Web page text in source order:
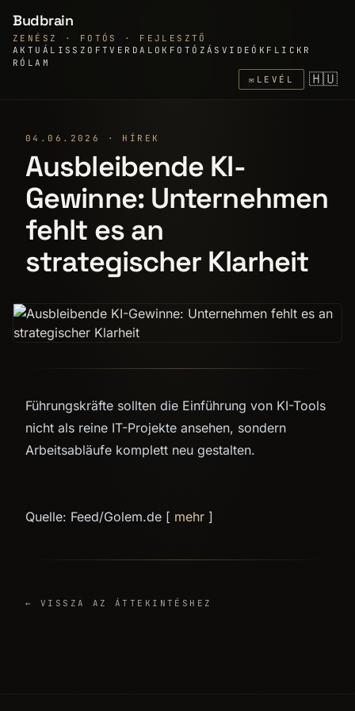
Budbrain
ZENÉSZ · FOTÓS · FEJLESZTŐ
AKTUÁLIS SZOFTVER DALOK FOTÓZÁS VIDEÓK FLICKR
RÓLAM
✉ LEVÉL 🇭🇺
04.06.2026 · HÍREK
Ausbleibende KI-
Gewinne: Unternehmen
fehlt es an
strategischer Klarheit
Führungskräfte sollten die Einführung von KI-Tools
nicht als reine IT-Projekte ansehen, sondern
Arbeitsabläufe komplett neu gestalten.
Quelle: Feed/Golem.de [ mehr ]
← VISSZA AZ ÁTTEKINTÉSHEZ